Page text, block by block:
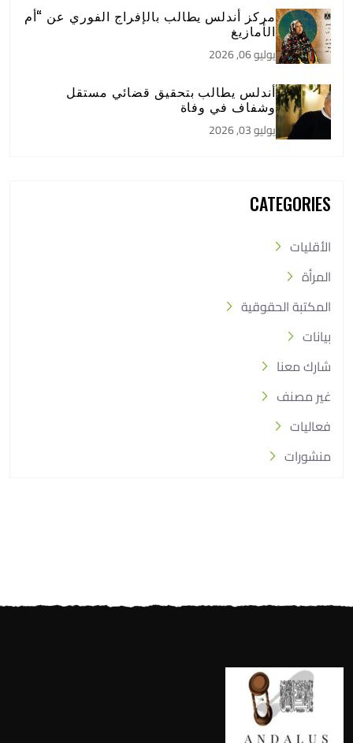
مركز أندلس يطالب بالإفراج الفوري عن “أم
الأمازيغ
يوليو 06, 2026
أندلس يطالب بتحقيق قضائي مستقل
وشفاف في وفاة
يوليو 03, 2026
CATEGORIES
الأقليات
المرأة
المكتبة الحقوقية
بيانات
شارك معنا
غير مصنف
فعاليات
منشورات